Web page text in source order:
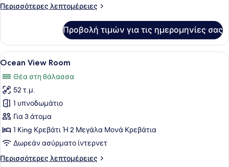
Περισσότερες λεπτομέρειες
Περισσότερες
View
Room
Προβολή τιμών για τις ημερομηνίες σας
Προβολή
όλων
των
φωτογραφιών
για
Ocean
View
Room
Ένα δωμάτιο ξενοδοχείου με δύο
7
Ocean View Room
Θέα στη θάλασσα
52 τ.μ.
1 υπνοδωμάτιο
Για 3 άτομα
1 King Κρεβάτι Ή 2 Μεγάλα Μονά Κρεβάτια
Δωρεάν ασύρματο ίντερνετ
Περισσότερες λεπτομέρειες
Περισσότερες